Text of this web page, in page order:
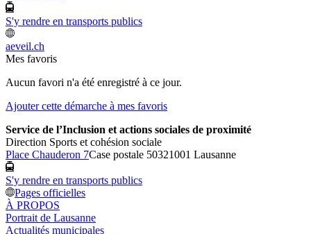
S'y rendre en transports publics
aeveil.ch
Mes favoris
Aucun favori n'a été enregistré à ce jour.
Ajouter cette démarche à mes favoris
Service de l’Inclusion et actions sociales de proximité
Direction Sports et cohésion sociale
Place Chauderon 7Case postale 50321001 Lausanne
S'y rendre en transports publics
Pages officielles
À PROPOS
Portrait de Lausanne
Actualités municipales